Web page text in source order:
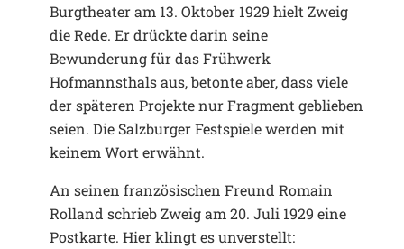
Burgtheater am 13. Oktober 1929 hielt Zweig
die Rede. Er drückte darin seine
Bewunderung für das Frühwerk
Hofmannsthals aus, betonte aber, dass viele
der späteren Projekte nur Fragment geblieben
seien. Die Salzburger Festspiele werden mit
keinem Wort erwähnt.
An seinen französischen Freund Romain
Rolland schrieb Zweig am 20. Juli 1929 eine
Postkarte. Hier klingt es unverstellt: